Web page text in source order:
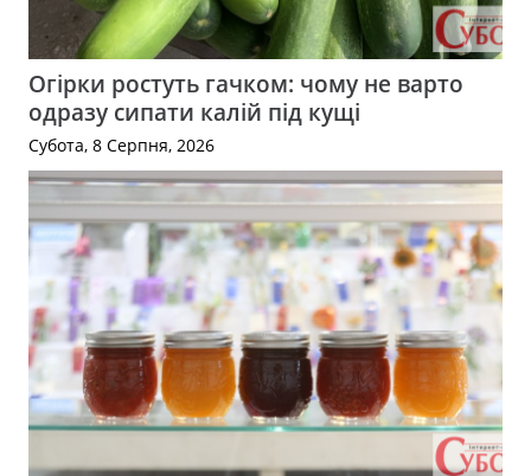
Огірки ростуть гачком: чому не варто
одразу сипати калій під кущі
Субота, 8 Серпня, 2026